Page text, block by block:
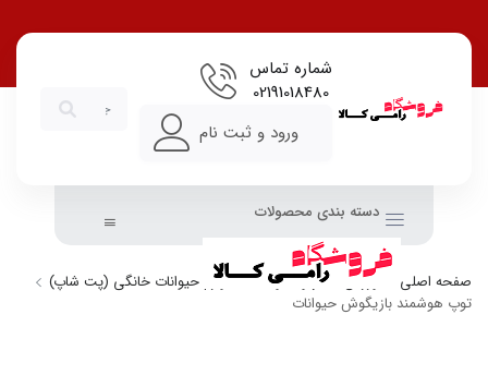
شماره تماس
02191018480
ورود و ثبت نام
دسته بندی محصولات
صفحه اصلی ورزش، سفر و حیوانات
لوازم حیوانات خانگی (پت شاپ)
توپ هوشمند بازیگوش حیوانات